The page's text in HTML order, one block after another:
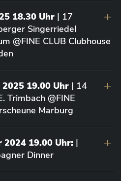
18.30 Uhr | 17
Singerriedel
@FINE CLUB Clubhouse
19.00 Uhr | 14
Trimbach @FINE
Marburg
2024 19.00 Uhr: |
Dinner